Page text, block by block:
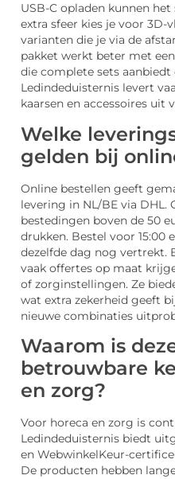
USB-C opladen kunnen
extra sfeer kies je voor 3D-
varianten die je via de
pakket werkt beter met
die complete sets
Ledindeduisternis levert
kaarsen en accessoires uit
Welke
gelden bij
Online bestellen geeft
levering in NL/BE via DHL.
bestedingen boven de 50
drukken. Bestel voor 15:00
dezelfde dag nog vertrekt.
vaak offertes op maat
of zorginstellingen. Ze
wat extra zekerheid geeft
nieuwe combinaties
Waarom is
betrouwbare
en zorg?
Voor horeca en zorg is
Ledindeduisternis biedt
en WebwinkelKeur-
De producten hebben